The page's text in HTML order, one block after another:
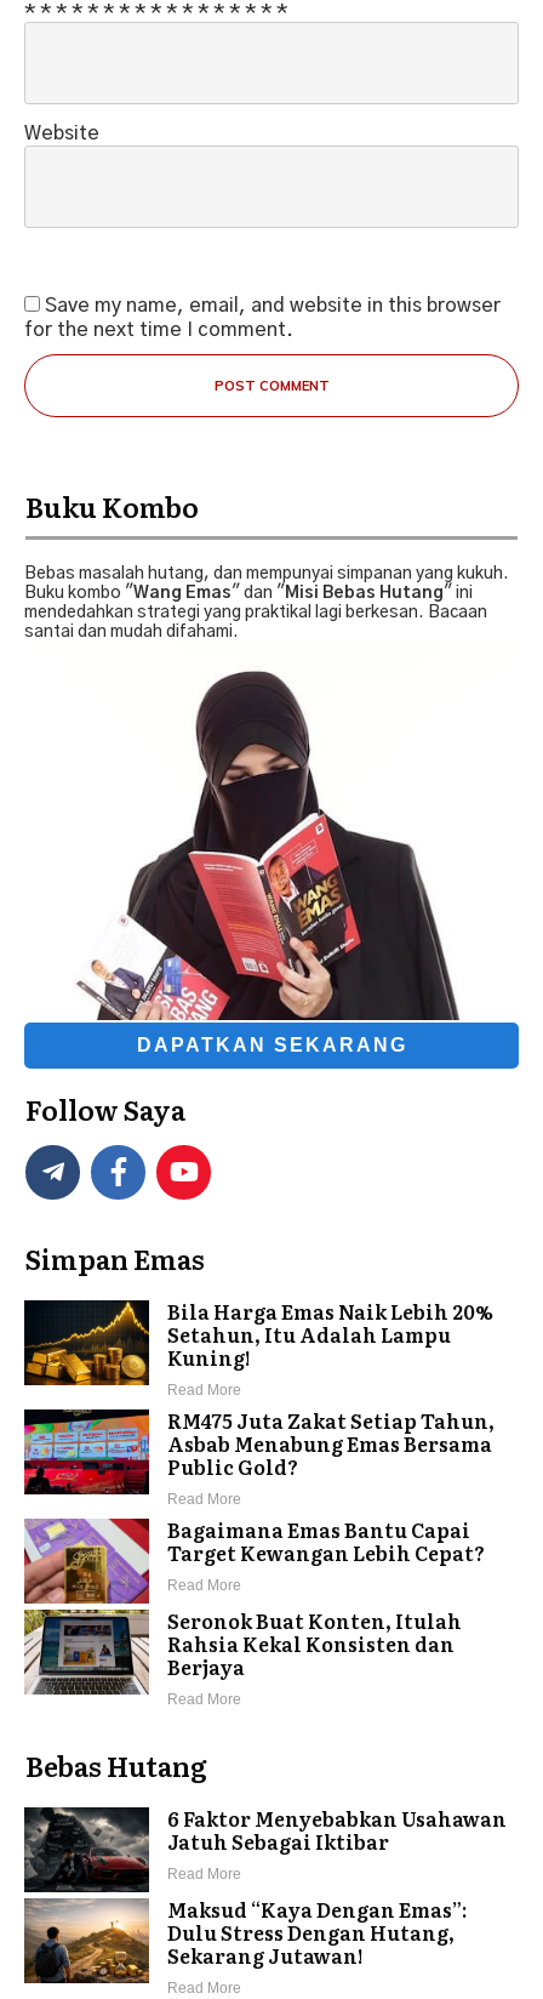
* * * * * * * * * * * * * * * * *
Website
Save my name, email, and website in this browser
for the next time I comment.
POST COMMENT
Buku Kombo
Bebas masalah hutang, dan mempunyai simpanan yang kukuh.
Buku kombo "Wang Emas" dan " Misi Bebas Hutang" ini
mendedahkan strategi yang praktikal lagi berkesan. Bacaan
santai dan mudah difahami.
DAPATKAN SEKARANG
Follow Saya
Simpan Emas
Bila Harga Emas Naik Lebih 20%
Setahun, Itu Adalah Lampu
Kuning!
Read More
RM475 Juta Zakat Setiap Tahun,
Asbab Menabung Emas Bersama
Public Gold?
Read More
Bagaimana Emas Bantu Capai
Target Kewangan Lebih Cepat?
Read More
Seronok Buat Konten, Itulah
Rahsia Kekal Konsisten dan
Berjaya
Read More
Bebas Hutang
6 Faktor Menyebabkan Usahawan
Jatuh Sebagai Iktibar
Read More
Maksud “Kaya Dengan Emas”:
Dulu Stress Dengan Hutang,
Sekarang Jutawan!
Read More